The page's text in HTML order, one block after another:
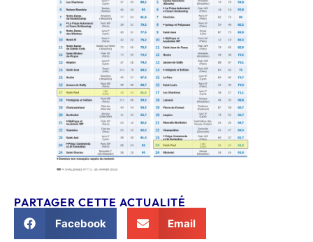
PARTAGER CETTE ACTUALITÉ
Facebook Email